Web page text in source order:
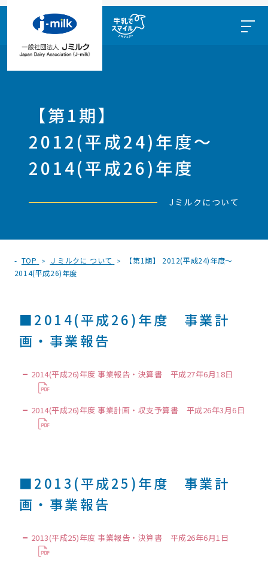
【第1期】
2012(平成24)年度～
2014(平成26)年度
Jミルクについて
TOP Ｊミルクに ついて
【第1期】 2012(平成24)年度～
2014(平成26)年度
■2014(平成26)年度 事業計
画・事業報告
2014(平成26)年度 事業報告・決算書 平成27年6月18日
2014(平成26)年度 事業計画・収支予算書 平成26年3月6日
■2013(平成25)年度 事業計
画・事業報告
2013(平成25)年度 事業報告・決算書 平成26年6月1日